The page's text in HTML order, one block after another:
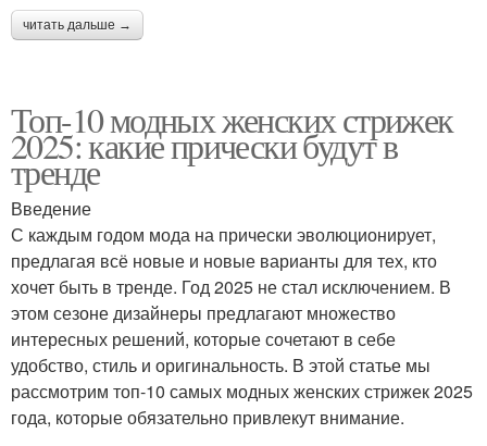
читать дальше →
Топ-10 модных женских стрижек
2025: какие прически будут в
тренде
Введение
С каждым годом мода на прически эволюционирует,
предлагая всё новые и новые варианты для тех, кто
хочет быть в тренде. Год 2025 не стал исключением. В
этом сезоне дизайнеры предлагают множество
интересных решений, которые сочетают в себе
удобство, стиль и оригинальность. В этой статье мы
рассмотрим топ-10 самых модных женских стрижек 2025
года, которые обязательно привлекут внимание.